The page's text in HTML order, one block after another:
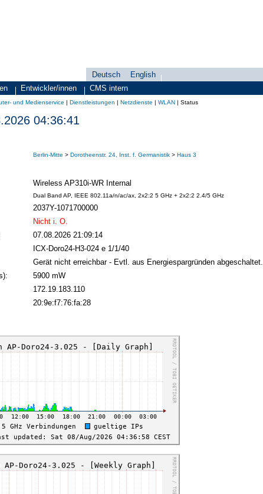
Entwickler/innen CMS intern
Sprachauswahl
Deutsch
English
search-menu
und Medienservice | Dienstleistungen | Netzdienste | WLAN | Status
04:36:41
Berlin-Mitte > Dorotheenstr. 24, Inst. f. Germanistik> Haus 3
Wireless AP310i-WR Internal
Dual Band AP, IEEE 802.11a/n/ac/ax, 2x2:2 5 GHz + 2x2:2 2.4/5 GHz
2037Y-1071700000
Nicht i. O.
07.08.2026 21:09:14
ICX-Doro24-H3-024 e 1/1/40
Gerät nicht erreichbar - Evtl. aus Energiespargründen abgeschaltet.
5900 mW
172.19.183.110
20:9e:f7:76:fa:28